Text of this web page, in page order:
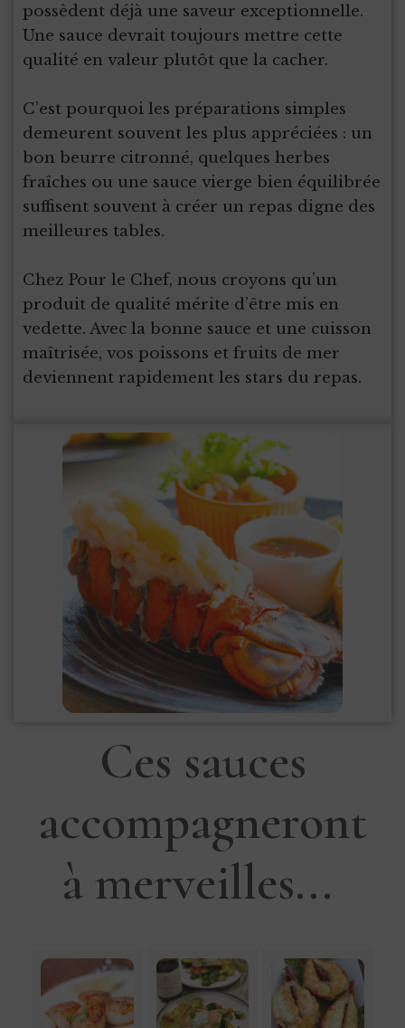
possèdent déjà une saveur exceptionnelle.
Une sauce devrait toujours mettre cette
qualité en valeur plutôt que la cacher.
C’est pourquoi les préparations simples
demeurent souvent les plus appréciées : un
bon beurre citronné, quelques herbes
fraîches ou une sauce vierge bien équilibrée
suffisent souvent à créer un repas digne des
meilleures tables.
Chez Pour le Chef, nous croyons qu’un
produit de qualité mérite d’être mis en
vedette. Avec la bonne sauce et une cuisson
maîtrisée, vos poissons et fruits de mer
deviennent rapidement les stars du repas.
Ces sauces
accompagneront
à merveilles...